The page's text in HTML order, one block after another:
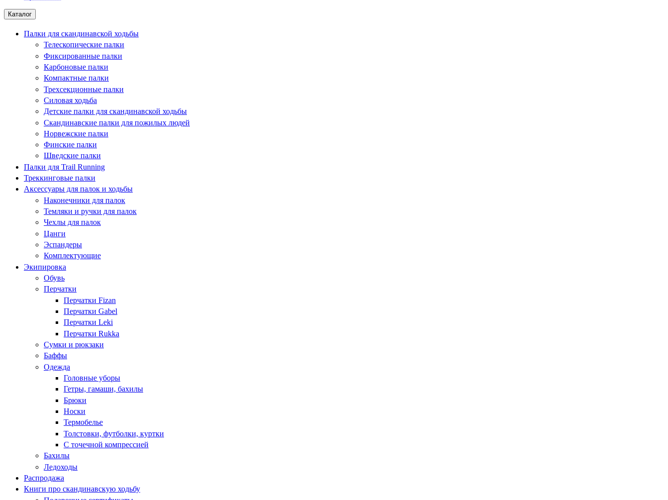
Каталог
Палки для скандинавской ходьбы
Телескопические палки
Фиксированные палки
Карбоновые палки
Компактные палки
Трехсекционные палки
Силовая ходьба
Детские палки для скандинавской ходьбы
Скандинавские палки для пожилых людей
Норвежские палки
Финские палки
Шведские палки
Палки для Trail Running
Треккинговые палки
Аксессуары для палок и ходьбы
Наконечники для палок
Темляки и ручки для палок
Чехлы для палок
Цанги
Эспандеры
Комплектующие
Экипировка
Обувь
Перчатки
Перчатки Fizan
Перчатки Gabel
Перчатки Leki
Перчатки Rukka
Сумки и рюкзаки
Баффы
Одежда
Головные уборы
Гетры, гамаши, бахилы
Брюки
Носки
Термобелье
Толстовки, футболки, куртки
С точечной компрессией
Бахилы
Ледоходы
Распродажа
Книги про скандинавскую ходьбу